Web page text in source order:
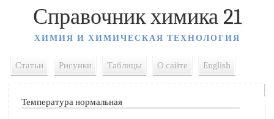
Справочник химика 21
ХИМИЯ И ХИМИЧЕСКАЯ ТЕХНОЛОГИЯ
Статьи Рисунки Таблицы О сайте English
Температура нормальная